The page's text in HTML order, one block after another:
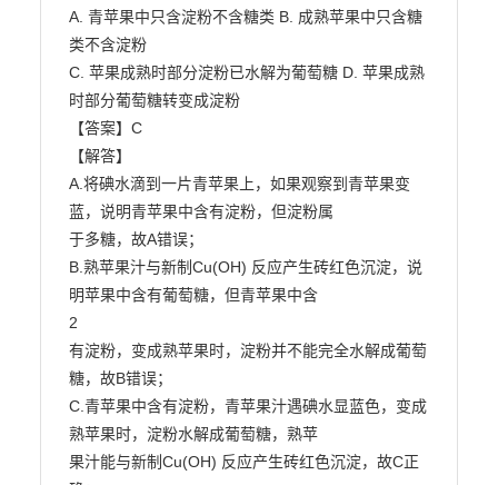
A. 青苹果中只含淀粉不含糖类 B. 成熟苹果中只含糖
类不含淀粉
C. 苹果成熟时部分淀粉已水解为葡萄糖 D. 苹果成熟
时部分葡萄糖转变成淀粉
【答案】C
【解答】
A.将碘水滴到一片青苹果上，如果观察到青苹果变
蓝，说明青苹果中含有淀粉，但淀粉属
于多糖，故A错误；
B.熟苹果汁与新制Cu(OH) 反应产生砖红色沉淀，说
明苹果中含有葡萄糖，但青苹果中含
2
有淀粉，变成熟苹果时，淀粉并不能完全水解成葡萄
糖，故B错误；
C.青苹果中含有淀粉，青苹果汁遇碘水显蓝色，变成
熟苹果时，淀粉水解成葡萄糖，熟苹
果汁能与新制Cu(OH) 反应产生砖红色沉淀，故C正